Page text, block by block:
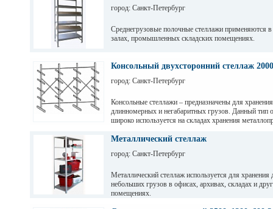
город: Санкт-Петербург
Среднегрузовые полочные стеллажи применяются
залах, промышленных складских помещениях.
зависимости от длины. Полочные стеллажи состоят
краской. Уровни хранения могут регулировать по
Консольный двухсторонний стеллаж
город: Санкт-Петербург
Консольные стеллажи – предназначены для хранения
длинномерных и негабаритных грузов. Данный тип
широко используется на складах хранения
Металлический стеллаж
город: Санкт-Петербург
Металлический стеллаж используется для хранения
небольших грузов в офисах, архивах, складах и
помещениях.